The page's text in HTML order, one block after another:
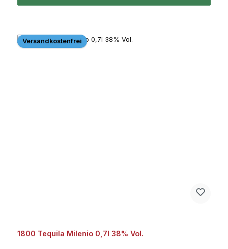
Versandkostenfrei
1800 Tequila Milenio 0,7l 38% Vol.